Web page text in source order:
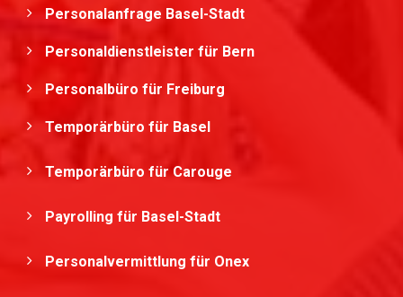
Personalanfrage Basel-Stadt
Personaldienstleister für Bern
Personalbüro für Freiburg
Temporärbüro für Basel
Temporärbüro für Carouge
Payrolling für Basel-Stadt
Personalvermittlung für Onex